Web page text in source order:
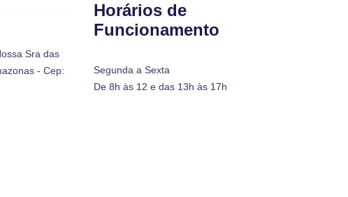
Sra das
- Cep:
Horários de
Funcionamento
Segunda a Sexta
De 8h às 12 e das 13h às 17h